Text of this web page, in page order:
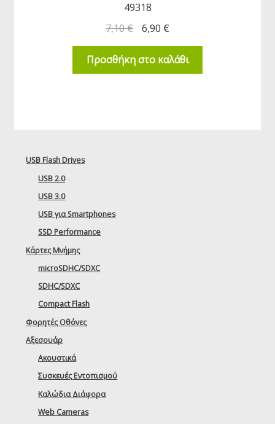
49318
7,10€ 6,90 €
Προσθήκη στο καλάθι
USB Flash Drives
USB 2.0
USB 3.0
USB για Smartphones
SSD Performance
Κάρτες Μνήμης
microSDHC/SDXC
SDHC/SDXC
Compact Flash
Φορητές Οθόνες
Αξεσουάρ
Ακουστικά
Συσκευές Εντοπισμού
Καλώδια Διάφορα
Web Cameras